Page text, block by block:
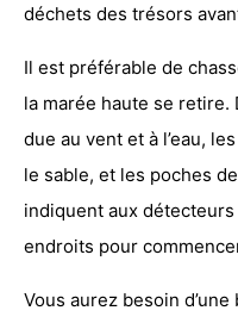
déchets des trésors
Il est préférable de
la marée haute se retire.
due au vent et à l’eau,
le sable, et les poches
indiquent aux
endroits pour
Vous aurez besoin